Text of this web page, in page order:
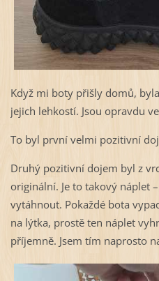
Když mi boty přišly domů,
jejich lehkostí. Jsou opravdu
To byl první velmi pozitivní
Druhý pozitivní dojem byl z
originální. Je to takový náplet
vytáhnout. Pokaždé bota
na lýtka, prostě ten náplet
příjemně. Jsem tím naprosto